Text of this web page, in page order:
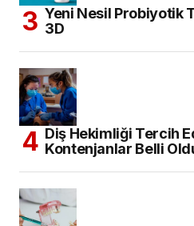
Yeni Nesil Probiyotik
3D
Diş Hekimliği Tercih
Kontenjanlar Belli